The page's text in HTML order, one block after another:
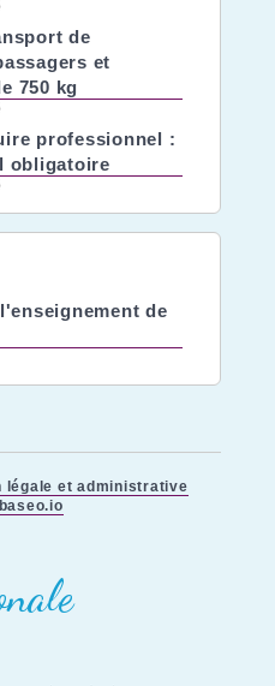
de
et
750 kg
professionnel :
obligatoire
de
légale et administrative
baseo.io